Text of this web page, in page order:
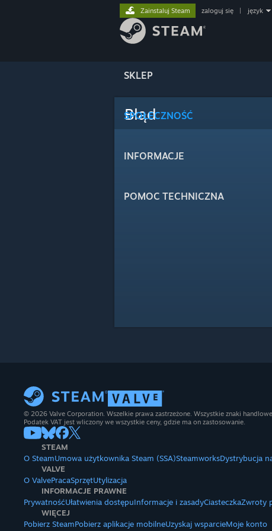
SKLEP
SPOŁECZNOŚĆ
INFORMACJE
POMOC TECHNICZNA
Zainstaluj Steam zaloguj się język
Błąd
© 2026 Valve Corporation. Wszelkie prawa zastrzeżone. Wszystkie znaki
Podatek VAT jest wliczony we wszystkie ceny, gdzie ma on zastosowanie.
STEAM
O SteamUmowa użytkownika Steam (SSA)SteamworksDystrybucja
VALVE
O ValvePracaSprzętUtylizacja
INFORMACJE PRAWNE
PrywatnośćUłatwienia dostępuInformacje i zasadyCiasteczkaZwroty
WIĘCEJ
Pobierz SteamPobierz aplikacje mobilneUzyskaj wsparcieMoje konto